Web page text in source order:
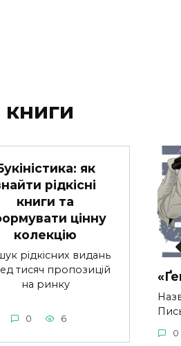
як
рідкісні
книги та
цінну
колекцію
рідкісних видань
тисяч пропозицій
на ринку
0 6
0